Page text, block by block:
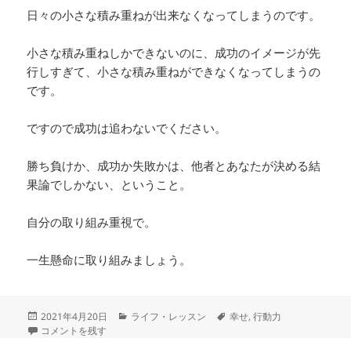
日々の小さな積み重ねが出来なくなってしまうのです。
小さな積み重ねしかできないのに、成功のイメージが先
行しすぎて、小さな積み重ねができなくなってしまうの
です。
ですので成功は追わないでください。
勝ち負けか、成功か失敗かは、他者とあなたが決める結
果論でしかない、ということ。
自分の取り組み重視で。
一生懸命に取り組みましょう。
投
稿
2021年4月20日
カ
ライフ・レッスン
タ
幸せ,行動力
成功は実感できるものではない。日々小さな積み重ねをするだけだから
コメントを残す